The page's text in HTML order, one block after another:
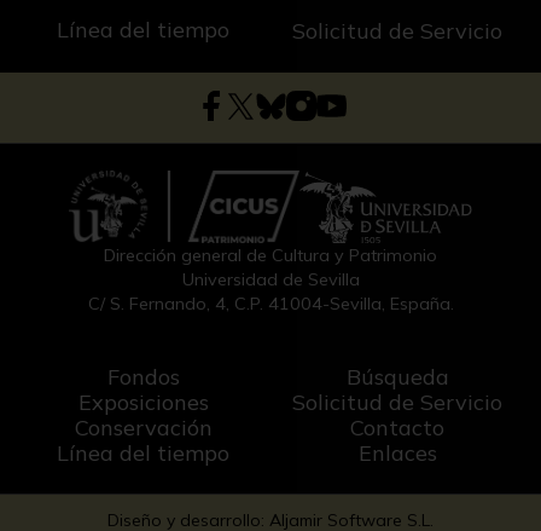
Línea del tiempo Solicitud de Servicio
Dirección general de Cultura y Patrimonio
Universidad de Sevilla
C/ S. Fernando, 4, C.P. 41004-Sevilla, España.
Fondos
Exposiciones
Conservación
Línea del tiempo
Búsqueda
Solicitud de Servicio
Contacto
Enlaces
Diseño y desarrollo: Aljamir Software S.L.